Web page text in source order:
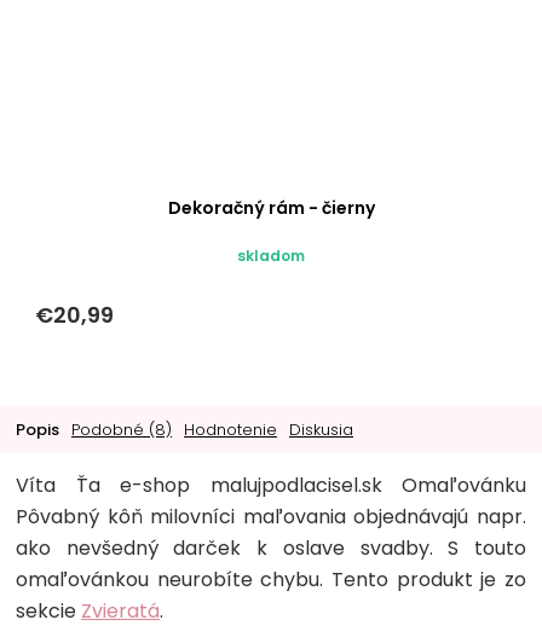
Dekoračný rám - čierny
skladom
€20,99
Popis Podobné (8) Hodnotenie Diskusia
Víta Ťa e-shop malujpodlacisel.sk Omaľovánku
Pôvabný kôň milovníci maľovania objednávajú napr.
ako nevšedný darček k oslave svadby. S touto
omaľovánkou neurobíte chybu. Tento produkt je zo
sekcie Zvieratá.